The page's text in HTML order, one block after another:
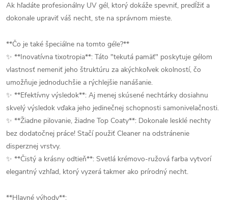
Ak hľadáte profesionálny UV gél, ktorý dokáže spevniť, predĺžiť a
dokonale upraviť váš necht, ste na správnom mieste.
**Čo je také špeciálne na tomto géle?**
✨ **Inovatívna tixotropia**: Táto "tekutá pamäť" poskytuje gélom
vlastnosť nemeniť jeho štruktúru za akýchkoľvek okolností, čo
umožňuje jednoduchšie a rýchlejšie nanášanie.
✨ **Efektívny výsledok**: Aj menej skúsené nechtárky dosiahnu
skvelý výsledok vďaka jeho jedinečnej schopnosti samonivelačnosti.
✨ **Žiadne pilovanie, žiadne Top Coaty**: Dokonale lesklé nechty
bez dodatočnej práce! Stačí použiť Cleaner na odstránenie
disperznej vrstvy.
✨ **Čistý a krásny odtieň**: Svetlá krémovo-ružová farba vytvorí
elegantný vzhľad, ktorý vyzerá takmer ako prírodný necht.
**Hlavné výhody**: